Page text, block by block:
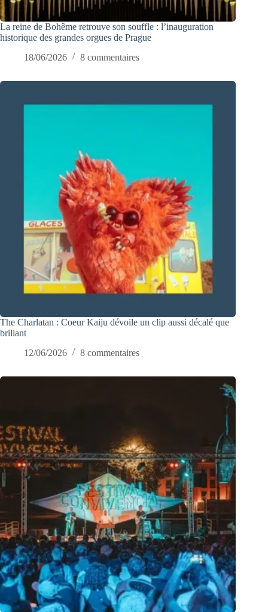
La reine de Bohême retrouve son souffle : l’inauguration
historique des grandes orgues de Prague
18/06/2026
8 commentaires
The Charlatan : Coeur Kaiju dévoile un clip aussi décalé que
brillant
12/06/2026
8 commentaires